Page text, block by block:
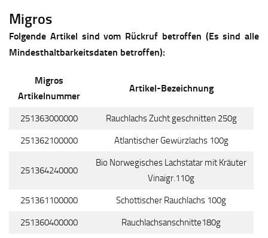
Migros
Folgende Artikel sind vom Rückruf betroffen (Es sind alle
Mindesthaltbarkeitsdaten betroffen):
Migros
Artikelnummer
Artikel-Bezeichnung
251363000000 Rauchlachs Zucht geschnitten 250g
251362100000 Atlantischer Gewürzlachs 100g
251364240000
Bio Norwegisches Lachstatar mit Kräuter
Vinaigr.110g
251361100000 Schottischer Rauchlachs 100g
251360400000 Rauchlachsanschnitte180g